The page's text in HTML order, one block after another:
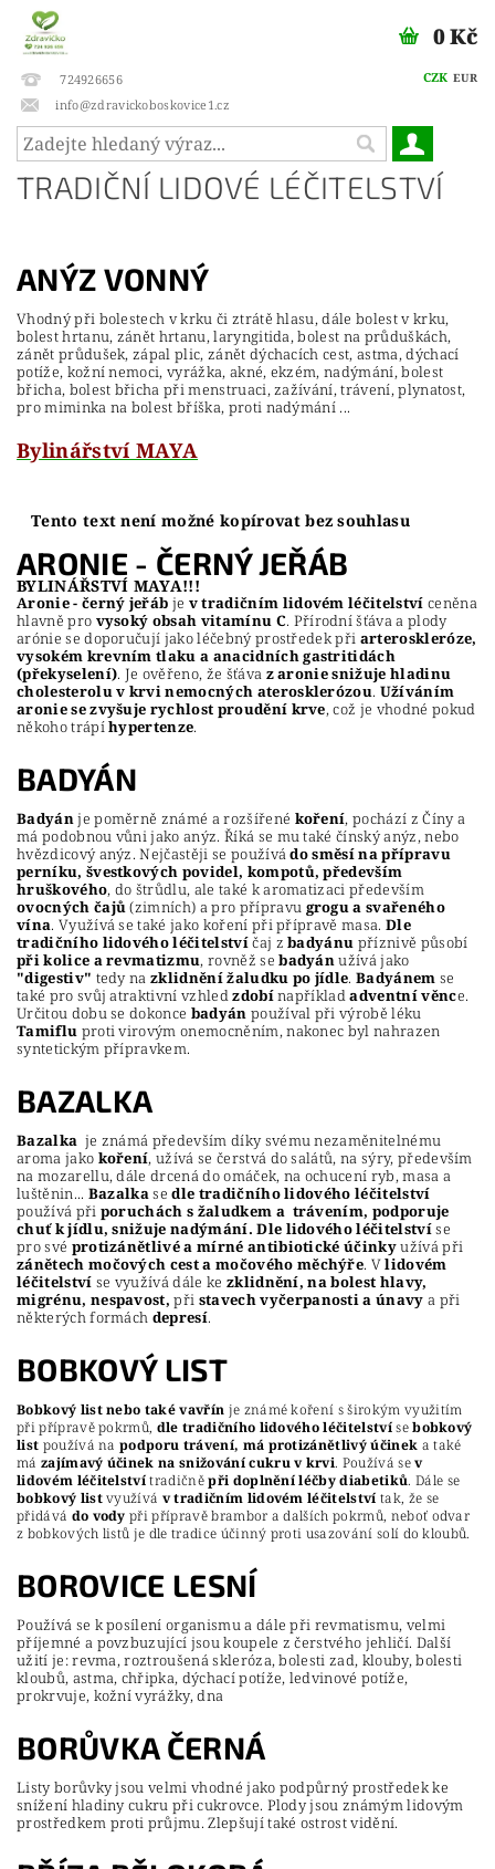
724926656
info@zdravickoboskovice1.cz
CZK EUR
0 Kč
TRADIČNÍ LIDOVÉ LÉČITELSTVÍ
ANÝZ VONNÝ
Vhodný při bolestech v krku či ztrátě hlasu, dále bolest v krku,
bolest hrtanu, zánět hrtanu, laryngitida, bolest na průduškách,
zánět průdušek, zápal plic, zánět dýchacích cest, astma, dýchací
potíže, kožní nemoci, vyrážka, akné, ekzém, nadýmání, bolest
břicha, bolest břicha při menstruaci, zažívání, trávení, plynatost,
pro miminka na bolest bříška, proti nadýmání ...
Bylinářství MAYA
Tento text není možné kopírovat bez souhlasu
BYLINÁŘSTVÍ MAYA!!!
ARONIE - ČERNÝ JEŘÁB
Aronie - černý jeřáb je v tradičním lidovém léčitelství ceněna
hlavně pro vysoký obsah vitamínu C. Přírodní šťáva a plody
arónie se doporučují jako léčebný prostředek při arteroskleróze,
vysokém krevním tlaku a anacidních gastritidách
(překyselení). Je ověřeno, že šťáva z aronie snižuje hladinu
cholesterolu v krvi nemocných aterosklerózou. Užíváním
aronie se zvyšuje rychlost proudění krve, což je vhodné pokud
někoho trápíhypertenze.
BADYÁN
Badyánje poměrně známé a rozšířené koření, pochází z Číny a
má podobnou vůni jako anýz. Říká se mu také čínský anýz, nebo
hvězdicový anýz. Nejčastěji se používádo směsí na přípravu
perníku, švestkových povidel, kompotů, především
hruškového, do štrůdlu, ale také k aromatizaci především
ovocných čajů(zimních) a pro přípravu grogu a svařeného
vína. Využívá se také jako koření při přípravě masa. Dle
tradičního lidového léčitelstvíčaj zbadyánu příznivě působí
při kolice a revmatizmu, rovněž sebadyánužívá jako
"digestiv" tedy nazklidnění žaludku po jídle.Badyánem se
také pro svůj atraktivní vzhledzdobínapříkladadventní věnce.
Určitou dobu se dokonce badyán používal při výrobě léku
Tamiflu proti virovým onemocněním, nakonec byl nahrazen
syntetickým přípravkem.
BAZALKA
Bazalka je známá především díky svému nezaměnitelnému
aroma jako koření, užívá se čerstvá do salátů, na sýry, především
na mozarellu, dále drcená do omáček, na ochucení ryb, masa a
luštěnin... Bazalkasedle tradičního lidového léčitelství
používá při poruchách s žaludkem a trávením, podporuje
chuť k jídlu, snižuje nadýmání. Dle lidového léčitelstvíse
pro své protizánětlivé a mírné antibiotické účinkyužívá při
zánětech močových cest a močového měchýře. Vlidovém
léčitelství se využívá dále ke zklidnění, na bolest hlavy,
migrénu, nespavost, při stavech vyčerpanosti a únavy a při
některých formách depresí.
BOBKOVÝ LIST
Bobkový list nebo také vavřín je známé koření s širokým využitím
při přípravě pokrmů, dle tradičního lidového léčitelstvísebobkový
list používá napodporu trávení, má protizánětlivý účinek a také
má zajímavý účinek na snižování cukru v krvi. Používá sev
lidovém léčitelstvítradičněpři doplnění léčby diabetiků. Dále se
bobkový listvyužívá v tradičním lidovém léčitelství tak, že se
přidává do vody při přípravě brambor a dalších pokrmů, neboť odvar
z bobkových listů je dle tradice účinný proti usazování solí do kloubů.
BOROVICE LESNÍ
Používá se k posílení organismu a dále při revmatismu, velmi
příjemné a povzbuzující jsou koupele z čerstvého jehličí. Další
užití je: revma, roztroušená skleróza, bolesti zad, klouby, bolesti
kloubů, astma, chřipka, dýchací potíže, ledvinové potíže,
prokrvuje, kožní vyrážky, dna
BORŮVKA ČERNÁ
Listy borůvky jsou velmi vhodné jako podpůrný prostředek ke
snížení hladiny cukru při cukrovce. Plody jsou známým lidovým
prostředkem proti průjmu. Zlepšují také ostrost vidění.